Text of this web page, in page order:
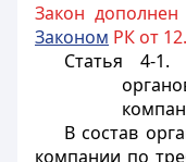
Закон дополнен
Законом РК от
Статья 4-1.
В состав
компании по